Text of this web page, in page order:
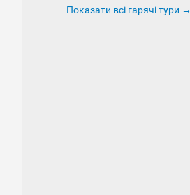
Показати всі гарячі тури →